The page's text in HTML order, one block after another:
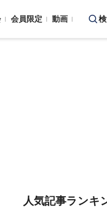
会員限定 動画
人気記事ランキ